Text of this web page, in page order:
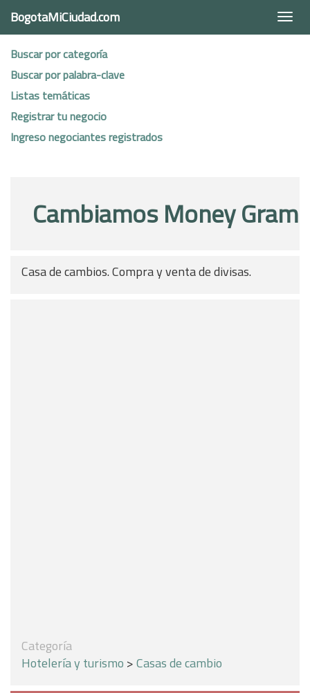
BogotaMiCiudad.com
Buscar por categoría
Buscar por palabra-clave
Listas temáticas
Registrar tu negocio
Ingreso negociantes registrados
Cambiamos Money Gram
Casa de cambios. Compra y venta de divisas.
Categoría
Hotelería y turismo >Casas de cambio